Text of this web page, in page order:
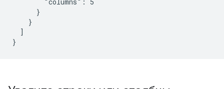
      }
    }
  ]
}